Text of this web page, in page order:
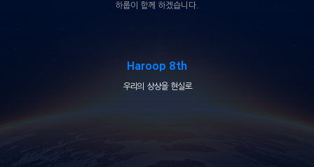
하룹이 함께 하겠습니다.
Haroop 8th
우리의 상상을 현실로